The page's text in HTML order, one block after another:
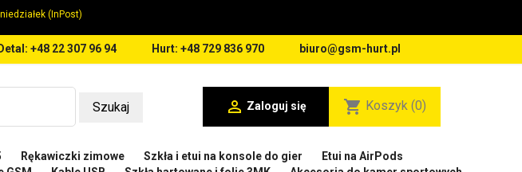
(InPost)
Detal: +48 22 307 96 94 Hurt: +48 729 836 970 biuro@gsm-hurt.pl
Szukaj  Zaloguj się shopping_cart Koszyk (0)
Rękawiczki zimowe Szkła i etui na konsole do gier
Etui na AirPods